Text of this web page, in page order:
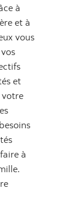
à
et à
vous
et
à